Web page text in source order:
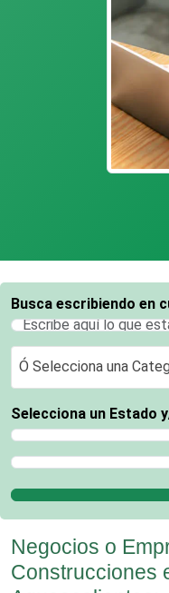
Busca escribiendo en
Ó Selecciona una
Ó Selecciona una
Selecciona un Estado
Selecciona un Estado
Selecciona un Municipio
Negocios o
Construcciones